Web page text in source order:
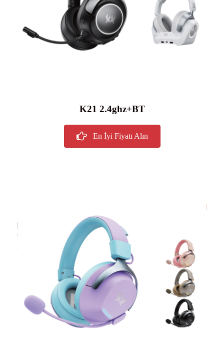
K21 2.4ghz+BT
En İyi Fiyatı Alın